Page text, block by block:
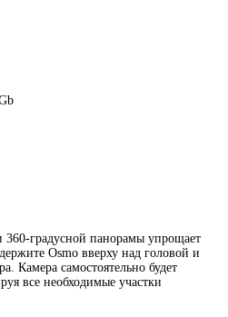
градусной панорамы упрощает
Osmo вверху над головой и
Камера самостоятельно будет
все необходимые участки